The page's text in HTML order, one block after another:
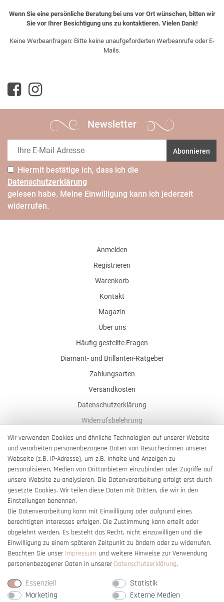
Wenn Sie eine persönliche Beratung bei uns vor Ort wünschen, bitten wir
Sie vor Ihrer Besichtigung uns zu kontaktieren. Vielen Dank!
Keine Werbeanfragen: Bitte keine unaufgeforderten Werbeanrufe oder E-
Mails.
Newsletter
Abonnieren
Hiermit bestätige ich, dass ich die
Daten­schutz­erklärung
gelesen habe. Meine Einwilligung kann ich jederzeit
widerrufen.
Anmelden
Registrieren
Warenkorb
Kontakt
Magazin
Über uns
Häufig gestellte Fragen
Diamant- und Brillanten-Ratgeber
Zahlungsarten
Versandkosten
Datenschutzerklärung
Widerrufsbelehrung
AGB
Impressum
Barrierefreiheitserklärung
Vertrag widerrufen
Wir verwenden Cookies und ähnliche Technologien auf unserer Website
und verarbeiten personenbezogene Daten von Besucher:innen unserer
Webseite (z.B. IP-Adresse), um z.B. Inhalte und Anzeigen zu
personalisieren, Medien von Drittanbietern einzubinden oder Zugriffe auf
unsere Website zu analysieren. Die Datenverarbeitung erfolgt erst durch
gesetzte Cookies. Wir teilen diese Daten mit Dritten, die wir in den
Einstellungen benennen.
Die Datenverarbeitung kann mit Einwilligung oder aufgrund eines
berechtigten Interesses erfolgen. Die Zustimmung kann erteilt oder
abgelehnt werden. Es besteht das Recht, nicht einzuwilligen und die
Einwilligung zu einem späteren Zeitpunkt zu ändern oder zu widerrufen.
Beachten Sie unser Impressum und weitere Hinweise zur Verwendung
personenbezogener Daten in unserer Daten­schutz­erklärung.
Essenziell
Statistik
Marketing
Externe Medien